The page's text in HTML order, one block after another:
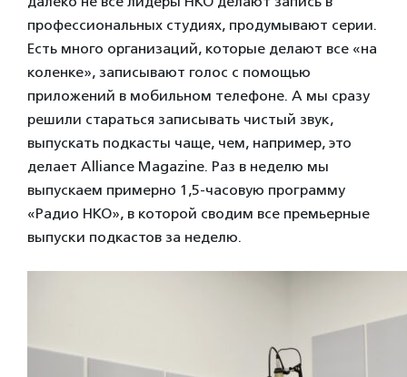
профессиональных студиях, продумывают серии.
Есть много организаций, которые делают все «на
коленке», записывают голос с помощью
приложений в мобильном телефоне. А мы сразу
решили стараться записывать чистый звук,
выпускать подкасты чаще, чем, например, это
делает Alliance Magazine. Раз в неделю мы
выпускаем примерно 1,5-часовую программу
«Радио НКО», в которой сводим все премьерные
выпуски подкастов за неделю.